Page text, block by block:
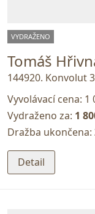
VYDRAŽENO
Tomáš
144920. Konvolut
Vyvolávací cena: 1
Vydraženo za: 1
Dražba ukončena:
Detail